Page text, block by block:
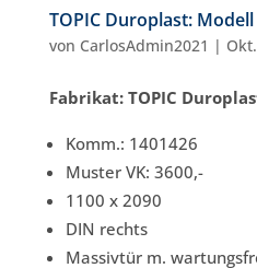
TOPIC Duroplast: Modell
von CarlosAdmin2021 |
Fabrikat: TOPIC
Komm.: 1401426
Muster VK: 3600,-
1100 x 2090
DIN rechts
Massivtür m.